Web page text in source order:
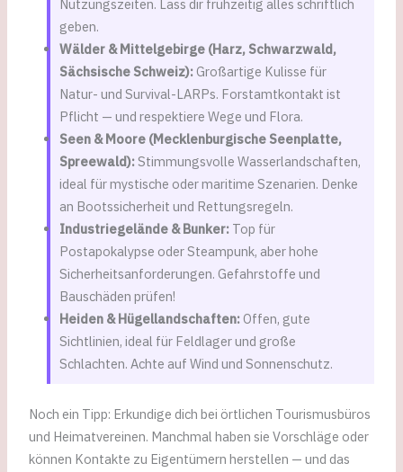
Nutzungszeiten. Lass dir frühzeitig alles schriftlich
geben.
Wälder & Mittelgebirge (Harz, Schwarzwald,
Sächsische Schweiz):Großartige Kulisse für
Natur- und Survival-LARPs. Forstamtkontakt ist
Pflicht — und respektiere Wege und Flora.
Seen & Moore (Mecklenburgische Seenplatte,
Spreewald):Stimmungsvolle Wasserlandschaften,
ideal für mystische oder maritime Szenarien. Denke
an Bootssicherheit und Rettungsregeln.
Industriegelände & Bunker:Top für
Postapokalypse oder Steampunk, aber hohe
Sicherheitsanforderungen. Gefahrstoffe und
Bauschäden prüfen!
Heiden & Hügellandschaften:Offen, gute
Sichtlinien, ideal für Feldlager und große
Schlachten. Achte auf Wind und Sonnenschutz.
Noch ein Tipp: Erkundige dich bei örtlichen Tourismusbüros
und Heimatvereinen. Manchmal haben sie Vorschläge oder
können Kontakte zu Eigentümern herstellen — und das